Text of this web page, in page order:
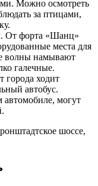
Можно осмотреть
за птицами,
От форта «Шанц»
места для
волны намывают
галечные.
города ходит
автобус.
могут
шоссе,